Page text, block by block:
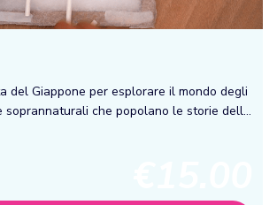
del Giappone per esplorare il mondo degli
soprannaturali che popolano le storie della